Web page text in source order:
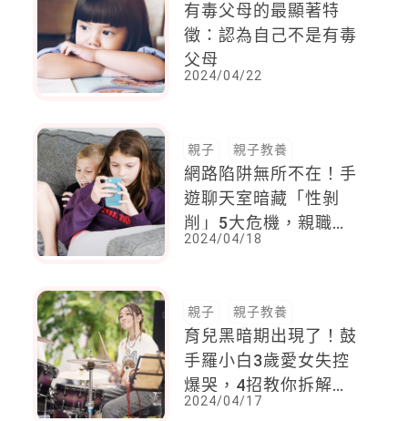
有毒父母的最顯著特
徵：認為自己不是有毒
父母
2024/04/22
親子 親子教養
網路陷阱無所不在！手
遊聊天室暗藏「性剝
削」5大危機，親職專
家3策略引導孩子不踩
2024/04/18
親子 親子教養
育兒黑暗期出現了！鼓
手羅小白3歲愛女失控
爆哭，4招教你拆解孩
子情緒小炸彈
2024/04/17